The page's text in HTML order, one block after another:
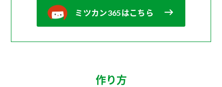
ミツカン365はこちら
作り方